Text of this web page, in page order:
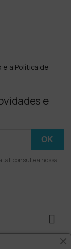
a Política de
e
tal, consulte a nossa
